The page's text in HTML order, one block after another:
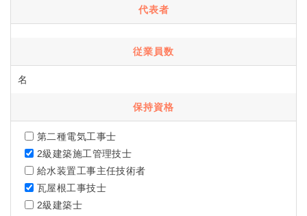
代表者
従業員数
名
保持資格
第二種電気工事士
2級建築施工管理技士
給水装置工事主任技術者
瓦屋根工事技士
2級建築士